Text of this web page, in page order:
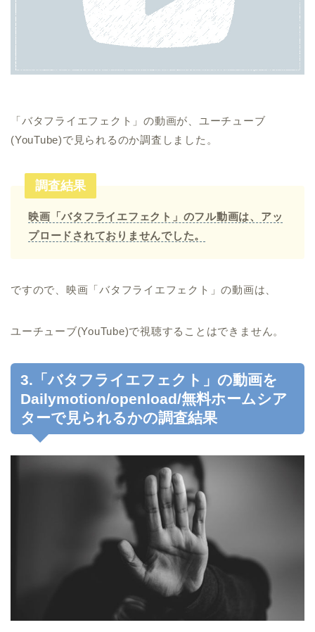
「バタフライエフェクト」の動画が、ユーチューブ
(YouTube)で見られるのか調査しました。
調査結果
映画「バタフライエフェクト」のフル動画は、アッ
プロードされておりませんでした。
ですので、映画「バタフライエフェクト」の動画は、
ユーチューブ(YouTube)で視聴することはできません。
3.「バタフライエフェクト」の動画を
Dailymotion/openload/無料ホームシア
ターで見られるかの調査結果